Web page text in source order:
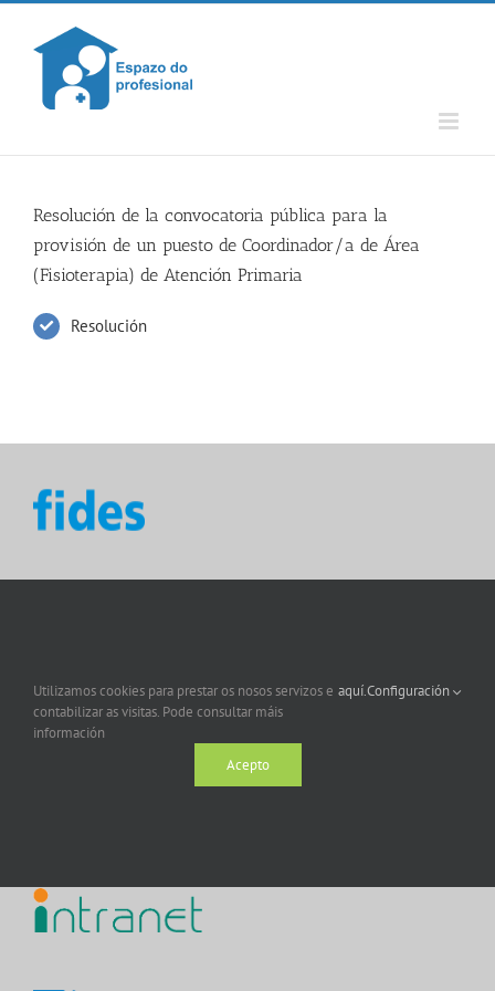
Skip
content
Resolución de la convocatoria pública para la
provisión de un puesto de Coordinador/a de Área
(Fisioterapia) de Atención Primaria
Resolución
Utilizamos cookies para prestar os nosos servizos e
contabilizar as visitas. Pode consultar máis
información
aquí.Configuración
Acepto